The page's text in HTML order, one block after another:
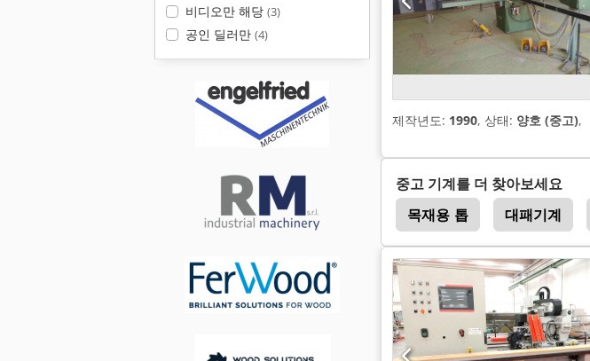
비디오만 해당 (3)
공인 딜러만 (4)
제작년도: 1990, 상태: 양호 (중고),
중고 기계를 더 찾아보세요
목재용 톱
대패기계
Masterwood Maka Cnc